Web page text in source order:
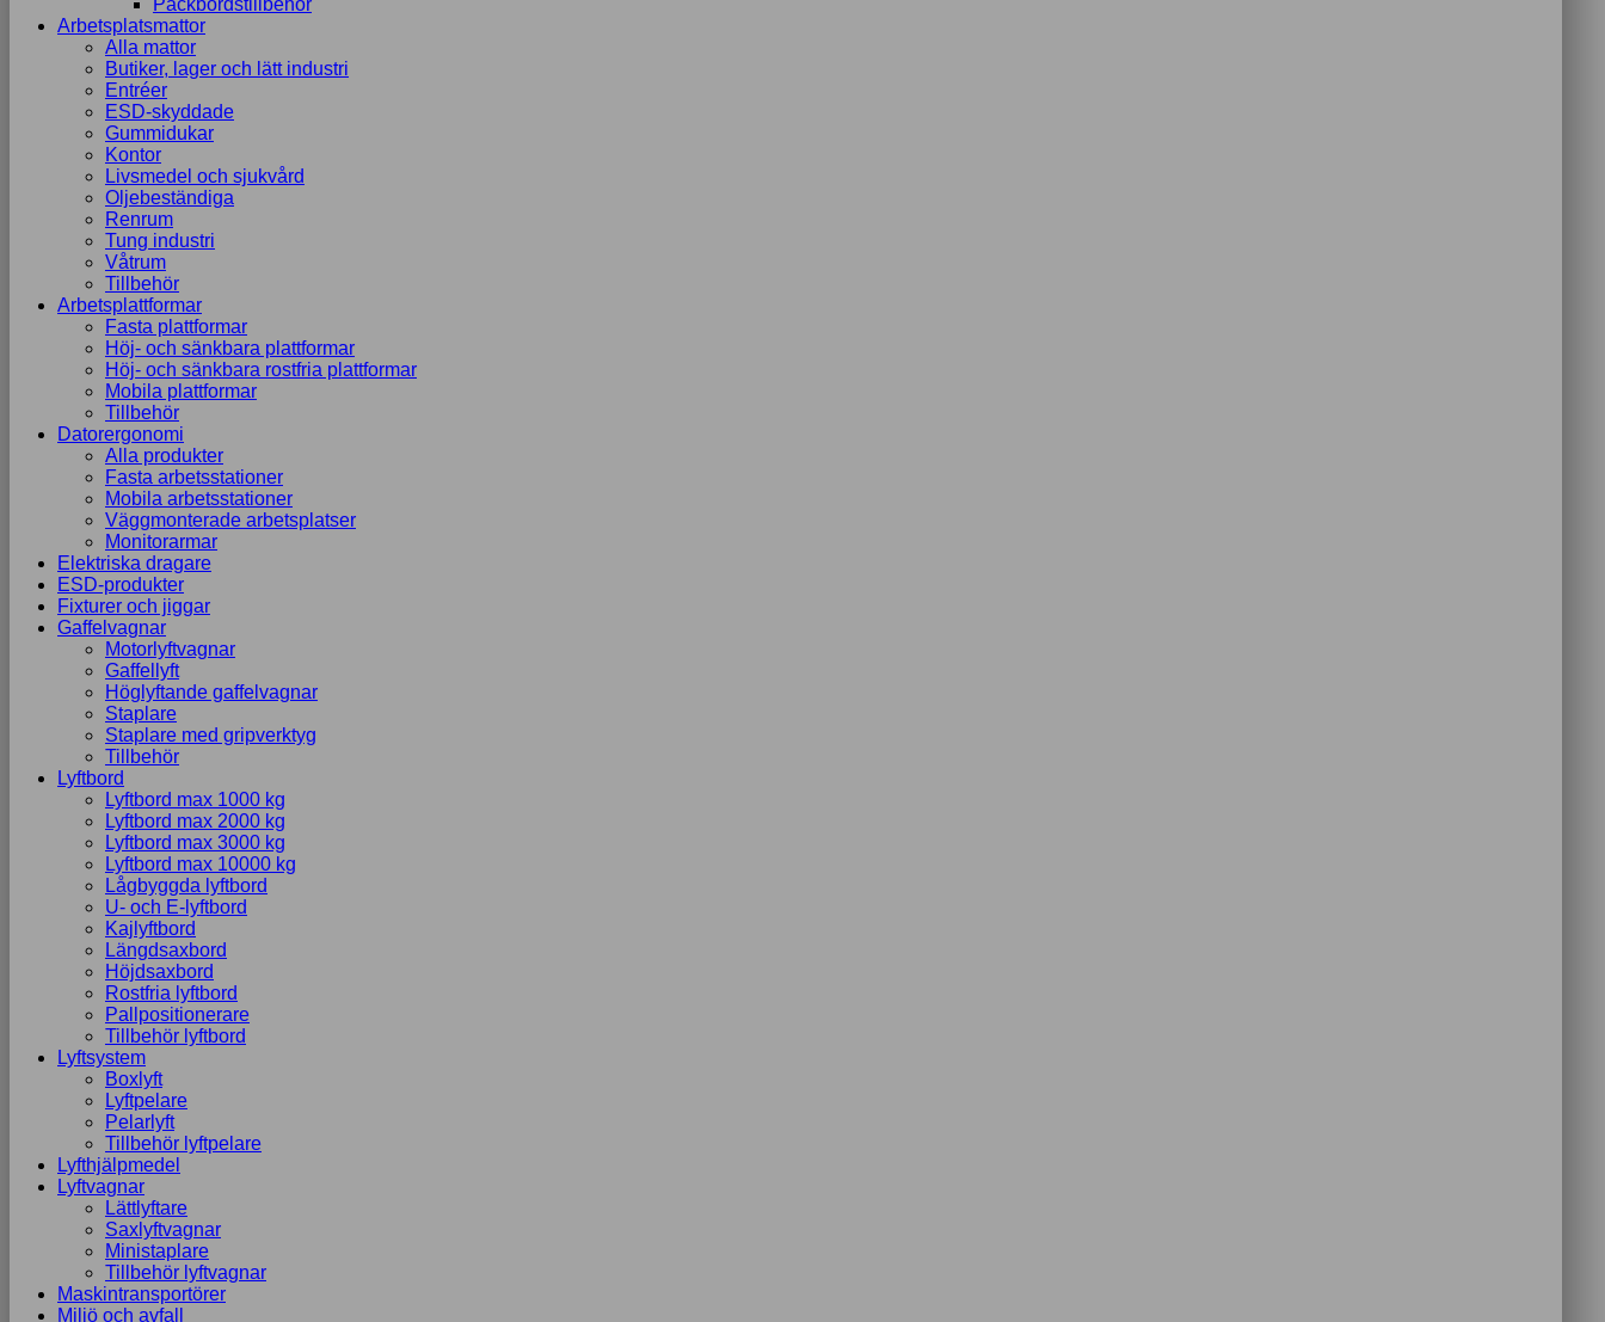
Packbordstillbehör
Arbetsplatsmattor
Alla mattor
Butiker, lager och lätt industri
Entréer
ESD-skyddade
Gummidukar
Kontor
Livsmedel och sjukvård
Oljebeständiga
Renrum
Tung industri
Våtrum
Tillbehör
Arbetsplattformar
Fasta plattformar
Höj- och sänkbara plattformar
Höj- och sänkbara rostfria plattformar
Mobila plattformar
Tillbehör
Datorergonomi
Alla produkter
Fasta arbetsstationer
Mobila arbetsstationer
Väggmonterade arbetsplatser
Monitorarmar
Elektriska dragare
ESD-produkter
Fixturer och jiggar
Gaffelvagnar
Motorlyftvagnar
Gaffellyft
Höglyftande gaffelvagnar
Staplare
Staplare med gripverktyg
Tillbehör
Lyftbord
Lyftbord max 1000 kg
Lyftbord max 2000 kg
Lyftbord max 3000 kg
Lyftbord max 10000 kg
Lågbyggda lyftbord
U- och E-lyftbord
Kajlyftbord
Längdsaxbord
Höjdsaxbord
Rostfria lyftbord
Pallpositionerare
Tillbehör lyftbord
Lyftsystem
Boxlyft
Lyftpelare
Pelarlyft
Tillbehör lyftpelare
Lyfthjälpmedel
Lyftvagnar
Lättlyftare
Saxlyftvagnar
Ministaplare
Tillbehör lyftvagnar
Maskintransportörer
Miljö och avfall